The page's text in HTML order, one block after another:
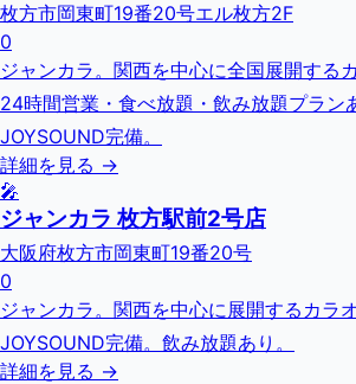
枚方市岡東町19番20号エル枚方2F
0
ジャンカラ。関西を中心に全国展開する
24時間営業・食べ放題・飲み放題プラン
JOYSOUND完備。
詳細を見る →
🎤
ジャンカラ 枚方駅前2号店
大阪府枚方市岡東町19番20号
0
ジャンカラ。関西を中心に展開するカラ
JOYSOUND完備。飲み放題あり。
詳細を見る →